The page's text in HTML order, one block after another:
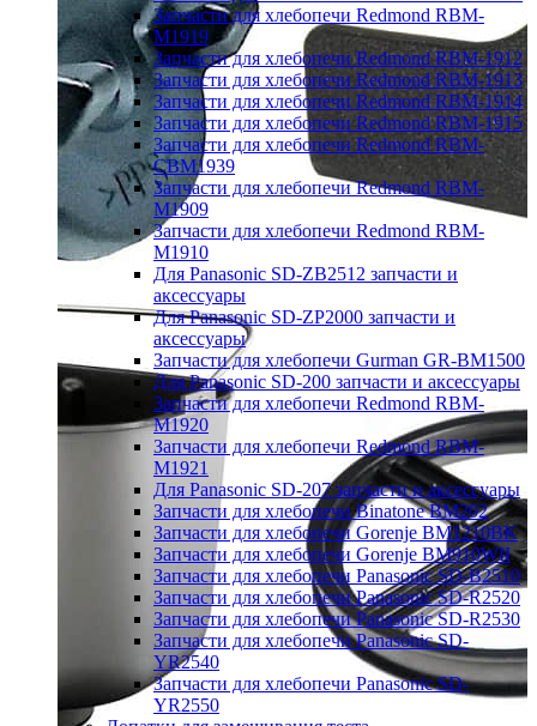
Запчасти для хлебопечи Redmond RBM-
M1919
Запчасти для хлебопечи Redmond RBM-1912
Запчасти для хлебопечи Redmond RBM-1913
Запчасти для хлебопечи Redmond RBM-1914
Запчасти для хлебопечи Redmond RBM-1915
Запчасти для хлебопечи Redmond RBM-
CBM1939
Запчасти для хлебопечи Redmond RBM-
M1909
Запчасти для хлебопечи Redmond RBM-
M1910
Для Panasonic SD-ZB2512 запчасти и
аксессуары
Для Panasonic SD-ZP2000 запчасти и
аксессуары
Запчасти для хлебопечи Gurman GR-BM1500
Для Panasonic SD-200 запчасти и аксессуары
Запчасти для хлебопечи Redmond RBM-
M1920
Запчасти для хлебопечи Redmond RBM-
M1921
Для Panasonic SD-207 запчасти и аксессуары
Запчасти для хлебопечи Binatone BM202
Запчасти для хлебопечи Gorenje BM1210BK
Запчасти для хлебопечи Gorenje BM910WII
Запчасти для хлебопечи Panasonic SD-B2510
Запчасти для хлебопечи Panasonic SD-R2520
Запчасти для хлебопечи Panasonic SD-R2530
Запчасти для хлебопечи Panasonic SD-
YR2540
Запчасти для хлебопечи Panasonic SD-
YR2550